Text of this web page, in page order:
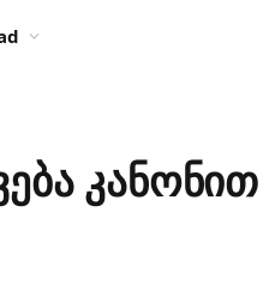
კანონით